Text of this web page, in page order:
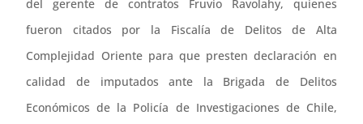
del gerente de contratos Fruvio Ravolahy, quienes
fueron citados por la Fiscalía de Delitos de Alta
Complejidad Oriente para que presten declaración en
calidad de imputados ante la Brigada de Delitos
Económicos de la Policía de Investigaciones de Chile,